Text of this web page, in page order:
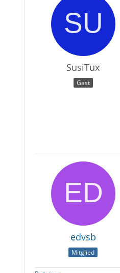
SusiTux
Gast
edvsb
Mitglied